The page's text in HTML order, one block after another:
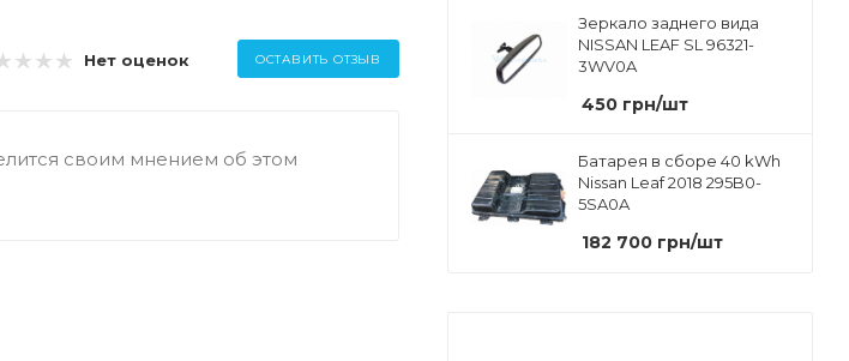
Нет оценок ОСТАВИТЬ ОТЗЫВ
своим мнением об этом
Зеркало заднего вида
NISSAN LEAF SL 96321-
3WV0A
450 грн/шт
Батарея в сборе 40 kWh
Nissan Leaf 2018 295B0-
5SA0A
182 700 грн/шт